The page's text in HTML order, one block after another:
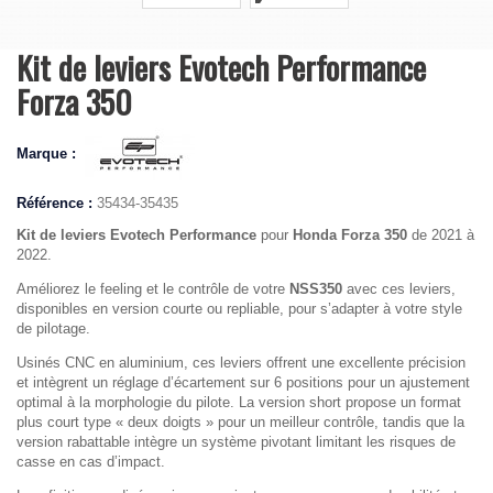
Kit de leviers Evotech Performance
Forza 350
Marque :
Référence : 35434-35435
Kit de leviers Evotech Performance pour Honda Forza 350 de 2021 à
2022.
Améliorez le feeling et le contrôle de votre NSS350 avec ces leviers,
disponibles en version courte ou repliable, pour s’adapter à votre style
de pilotage.
Usinés CNC en aluminium, ces leviers offrent une excellente précision
et intègrent un réglage d’écartement sur 6 positions pour un ajustement
optimal à la morphologie du pilote. La version short propose un format
plus court type « deux doigts » pour un meilleur contrôle, tandis que la
version rabattable intègre un système pivotant limitant les risques de
casse en cas d’impact.